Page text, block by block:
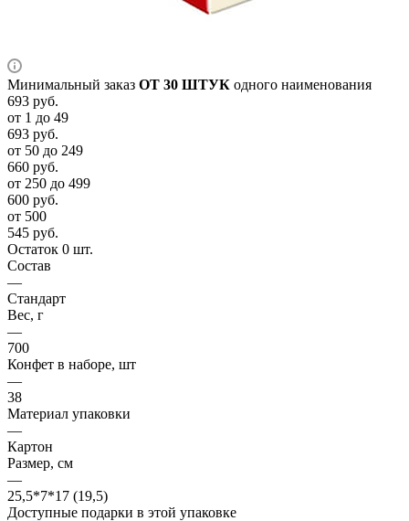
Минимальный заказ ОТ 30 ШТУК одного наименования
693 руб.
от 1 до 49
693 руб.
от 50 до 249
660 руб.
от 250 до 499
600 руб.
от 500
545 руб.
Остаток 0 шт.
Состав
—
Стандарт
Вес, г
—
700
Конфет в наборе, шт
—
38
Материал упаковки
—
Картон
Размер, см
—
25,5*7*17 (19,5)
Доступные подарки в этой упаковке